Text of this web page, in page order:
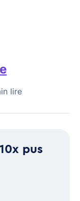
lire
pus